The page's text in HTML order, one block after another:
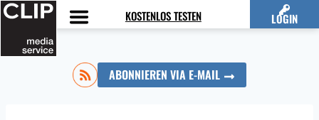
Zum
Inhalt
springen
KOSTENLOS TESTEN LOGIN
ABONNIEREN VIA E-MAIL